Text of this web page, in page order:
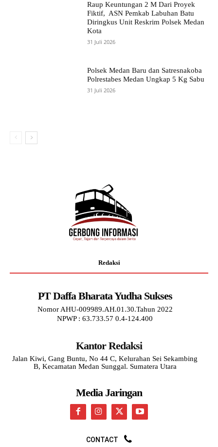
Raup Keuntungan 2 M Dari Proyek
Fiktif, ASN Pemkab Labuhan Batu
Diringkus Unit Reskrim Polsek Medan
Kota
31 Juli 2026
Polsek Medan Baru dan Satresnakoba
Polrestabes Medan Ungkap 5 Kg Sabu
31 Juli 2026
Redaksi
PT Daffa Bharata Yudha Sukses
Nomor AHU-009989.AH.01.30.Tahun 2022
NPWP : 63.733.57 0.4-124.400
Kantor Redaksi
Jalan Kiwi, Gang Buntu, No 44 C, Kelurahan Sei Sekambing
B, Kecamatan Medan Sunggal. Sumatera Utara
Media Jaringan
CONTACT